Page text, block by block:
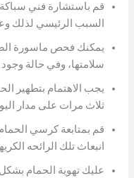
قم باستشارة فني
السبب الرئيسي لذلك
يمكنك فحص ماسورة
سلامتها، وفي حالة
يجب الاهتمام بتطهير
ثلاث مرات على مدار
قم بمتابعة كرسي
انبعاث تلك الرائحه
عليك تهوية الحمام